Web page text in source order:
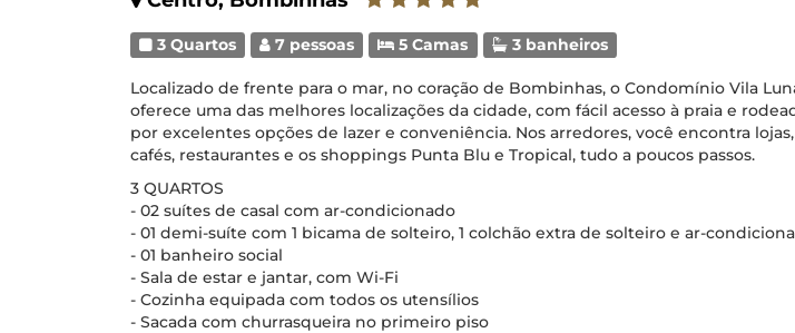
3 Quartos 7 pessoas 5 Camas 3 banheiros
Localizado de frente para o mar, no coração de Bombinhas, o Condomínio Vila
oferece uma das melhores localizações da cidade, com fácil acesso à praia e
por excelentes opções de lazer e conveniência. Nos arredores, você encontra lojas,
cafés, restaurantes e os shoppings Punta Blu e Tropical, tudo a poucos passos.
3 QUARTOS
- 02 suítes de casal com ar-condicionado
- 01 demi-suíte com 1 bicama de solteiro, 1 colchão extra de solteiro e ar-
- 01 banheiro social
- Sala de estar e jantar, com Wi-Fi
- Cozinha equipada com todos os utensílios
- Sacada com churrasqueira no primeiro piso